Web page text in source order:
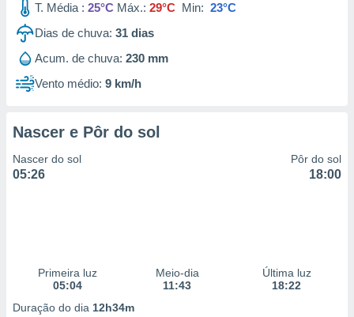
1199
T. Média : 25°C Máx.: 29°C Min: 23°C
Dias de chuva: 31 dias
Acum. de chuva: 230 mm
Vento médio: 9 km/h
Nascer e Pôr do sol
Nascer do sol
05:26
Pôr do sol
18:00
Primeira luz
05:04
Meio-dia
11:43
Última luz
18:22
Duração do dia 12h34m